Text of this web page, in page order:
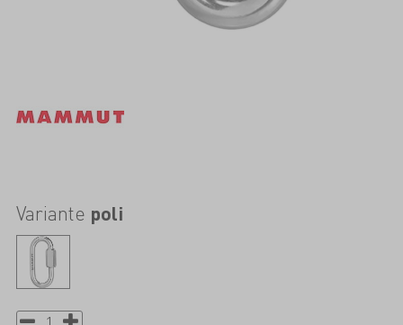
Variante poli